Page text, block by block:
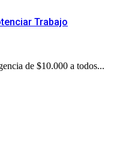
Trabajo
de $10.000 a todos...